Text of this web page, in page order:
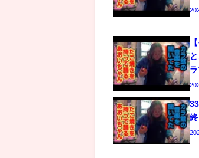
終